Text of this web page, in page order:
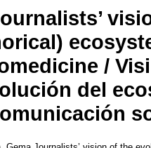
/
del